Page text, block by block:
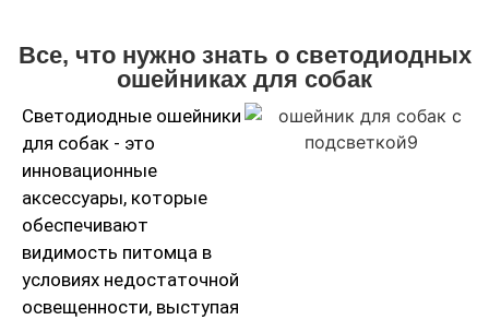
Все, что нужно знать о светодиодных
ошейниках для собак
Светодиодные ошейники
для собак - это
инновационные
аксессуары, которые
обеспечивают
видимость питомца в
условиях недостаточной
освещенности, выступая